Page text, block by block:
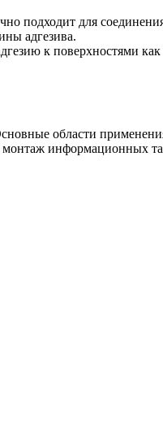
подходит для
адгезива.
к поверхностями
области
информационных